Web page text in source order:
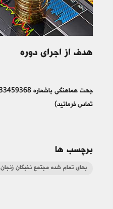
هدف از اجرای دوره
تماس فرمائید)
برچسب ها
بهای تمام شده مجتمع نخبگان زنجان